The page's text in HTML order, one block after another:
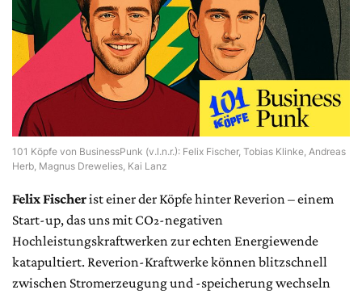
101 Köpfe von BusinessPunk (v.l.n.r.): Felix Fischer, Tobias Klinke, Andreas
Herb, Magnus Drewelies, Kai Lanz
Felix Fischerist einer der Köpfe hinter Reverion – einem
Start-up, das uns mit CO₂-negativen
Hochleistungskraftwerken zur echten Energiewende
katapultiert. Reverion-Kraftwerke können blitzschnell
zwischen Stromerzeugung und -speicherung wechseln